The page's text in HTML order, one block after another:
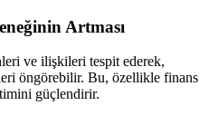
Artması
ve ilişkileri tespit ederek,
öngörebilir. Bu, özellikle finans
güçlendirir.